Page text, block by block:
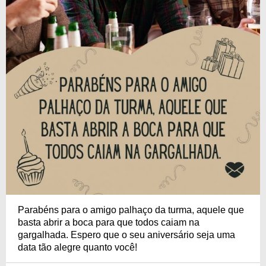
Parabéns para o amigo palhaço da turma, aquele que
basta abrir a boca para que todos caiam na
gargalhada. Espero que o seu aniversário seja uma
data tão alegre quanto você!